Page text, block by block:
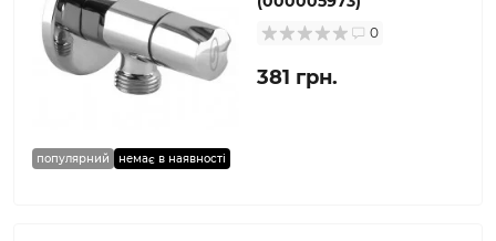
популярний немає в наявності
0
381 грн.